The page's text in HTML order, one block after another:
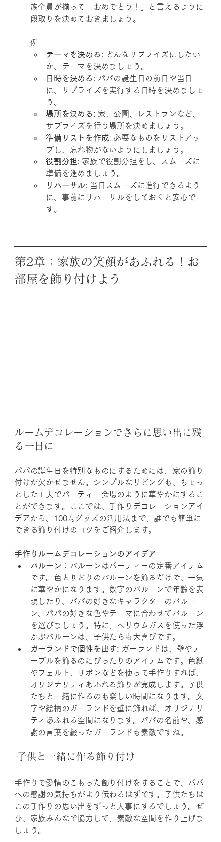
族全員が揃って「おめでとう！」と言えるように
段取りを決めておきましょう。
例
テーマを決める: どんなサプライズにしたい
か、テーマを決めましょう。
日時を決める: パパの誕生日の前日や当日
に、サプライズを実行する日時を決めましょ
う。
場所を決める: 家、公園、レストランなど、
サプライズを行う場所を決めましょう。
準備リストを作成: 必要なものをリストアッ
プし、忘れ物がないようにしましょう。
役割分担: 家族で役割分担をし、スムーズに
準備を進めましょう。
リハーサル: 当日スムーズに進行できるよう
に、事前にリハーサルをしておくと安心で
す。
第2章：家族の笑顔があふれる！お
部屋を飾り付けよう
ルームデコレーションでさらに思い出に残
る一日に
パパの誕生日を特別なものにするためには、家の飾り
付けが欠かせません。シンプルなリビングも、ちょっ
とした工夫でパーティー会場のように華やかにするこ
とができます。ここでは、手作りデコレーションアイ
デアから、100均グッズの活用法まで、誰でも簡単に
できる飾り付けのコツをご紹介します。
手作りルームデコレーションのアイデア
バルーン ：バルーンはパーティーの定番アイテム
です。色とりどりのバルーンを飾るだけで、一気
に華やかになります。数字のバルーンで年齢を表
現したり、パパの好きなキャラクターのバルー
ン、パパの好きな色やテーマに合わせてバルーン
を選びましょう。特に、ヘリウムガスを使った浮
かぶバルーンは、子供たちも大喜びです。
ガーランドで個性を出す: ガーランドは、壁やテ
ーブルを飾るのにぴったりのアイテムです。色紙
やフェルト、リボンなどを使って手作りすれば、
オリジナリティあふれる飾りが完成します。子供
たちと一緒に作るのも楽しい時間になります。文
字や絵柄のガーランドを壁に飾れば、オリジナリ
ティあふれる空間になります。パパの名前や、感
謝の言葉を綴ったガーランドも素敵ですね。
子供と一緒に作る飾り付け
手作りで愛情のこもった飾り付けをすることで、パパ
への感謝の気持ちがより伝わるはずです。子供たちは
この手作りの思い出をずっと大事にするでしょう。ぜ
ひ、家族みんなで協力して、素敵な空間を作り上げま
しょう。